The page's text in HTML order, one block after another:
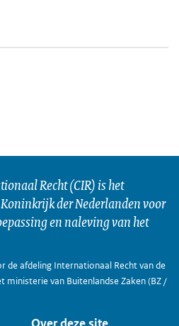
Recht (CIR) is het
der Nederlanden voor
en naleving van het
de afdeling Internationaal Recht van de
ministerie van Buitenlandse Zaken (BZ /
Over deze site